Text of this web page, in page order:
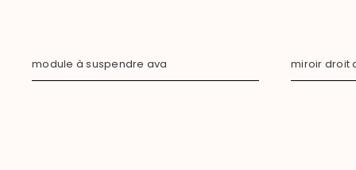
module à suspendre ava miroir droit